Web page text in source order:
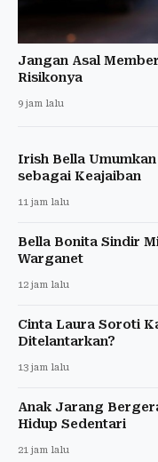
Jangan Asal
Risikonya
9 jam lalu
Irish Bella
sebagai Keajaiban
11 jam lalu
Bella Bonita Sindir
Warganet
12 jam lalu
Cinta Laura Soroti
Ditelantarkan?
13 jam lalu
Anak Jarang
Hidup Sedentari
21 jam lalu